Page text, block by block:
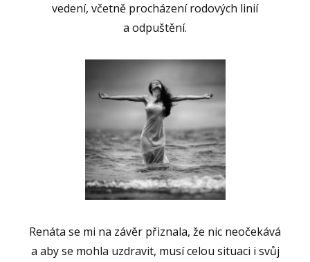
vedení, včetně procházení rodových linií
a odpuštění.
Renáta se mi na závěr přiznala, že nic neočekává
a aby se mohla uzdravit, musí celou situaci i svůj